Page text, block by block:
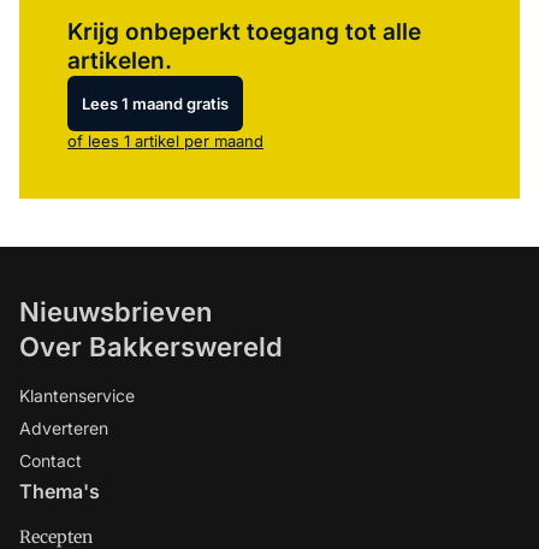
Krijg onbeperkt toegang tot alle
artikelen.
Lees 1 maand gratis
of lees 1 artikel per maand
Nieuwsbrieven
Over Bakkerswereld
Klantenservice
Adverteren
Contact
Thema's
Recepten